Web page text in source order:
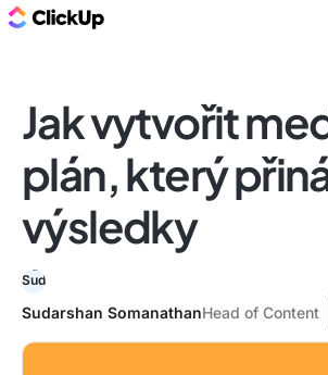
Jak vytvořit
plán, který
výsledky
Sudarshan SomanathanHead of Content